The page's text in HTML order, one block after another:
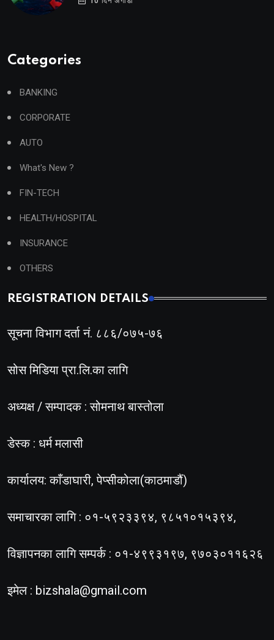
Categories
BANKING
CORPORATE
AUTO
What's New ?
FIN-TECH
HEALTH/HOSPITAL
INSURANCE
OTHERS
REGISTRATION DETAILS
सूचना विभाग दर्ता नं. ८८६/०७५-७६
सोस मिडिया प्रा.लि.का लागि
अध्यक्ष / सम्पादक : सोमनाथ बास्तोला
डेस्क : धर्म मलासी
कार्यालय: काँडाघारी, पेप्सीकोला(काठमाडौं)
समाचारका लागि : ०१-५९२३३९४, ९८५१०१५३९४,
विज्ञापनका लागि सम्पर्क : ०१-४९९३१९७, ९७०३०११६२६
इमेल : bizshala@gmail.com